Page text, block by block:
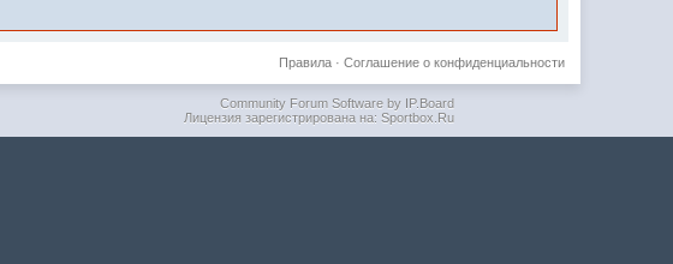
Соглашение о конфиденциальности
Правила·
Community Forum Software by IP.Board
Лицензия зарегистрирована на: Sportbox.Ru